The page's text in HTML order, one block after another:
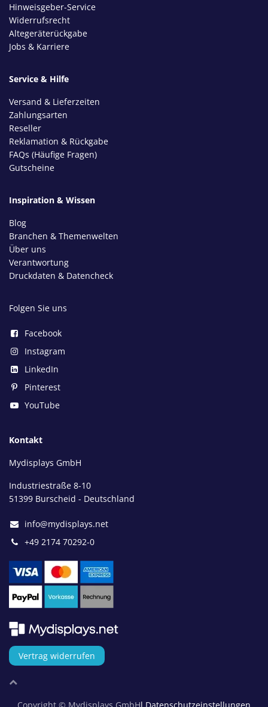
Hinweisgeber-Service
Widerrufsrecht
Altegeräterückgabe
Jobs & Karriere
Service & Hilfe
Versand & Lieferzeiten
Zahlungsarten
Reseller
Reklamation & Rückgabe
FAQs (Häufige Fragen)
Gutscheine
Inspiration & Wissen
Blog
Branchen & Themenwelten
Über uns
Verantwortung
Druckdaten & Datencheck
Folgen Sie uns
Facebook
Instagram
LinkedIn
Pinterest
YouTube
Kontakt
Mydisplays GmbH
Industriestraße 8-10
51399 Burscheid - Deutschland
info@mydisplays.net
+49 2174 70292-0
Vertrag widerrufen